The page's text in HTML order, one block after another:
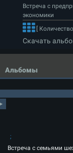
Встреча с
экономики
[
Скачать
Альбомы
Встреча с семьями